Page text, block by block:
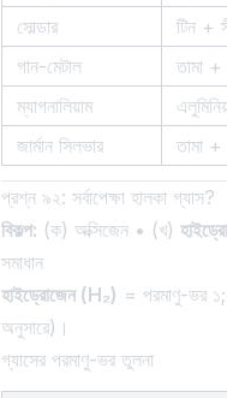
সোল্ডার
টিন +
গান-মেটাল
তামা
ম্যাগনালিয়াম
জার্মান সিলভার
তামা
প্রশ্ন ৯২: সর্বাপেক্ষা হালকা গ্যাস?
বিকল্প: (ক) অক্সিজেন • (খ)
সমাধান
হাইড্রোজেন (H₂) = পরমাণু-ভর
অনুসারে)।
গ্যাসের পরমাণু-ভর তুলনা